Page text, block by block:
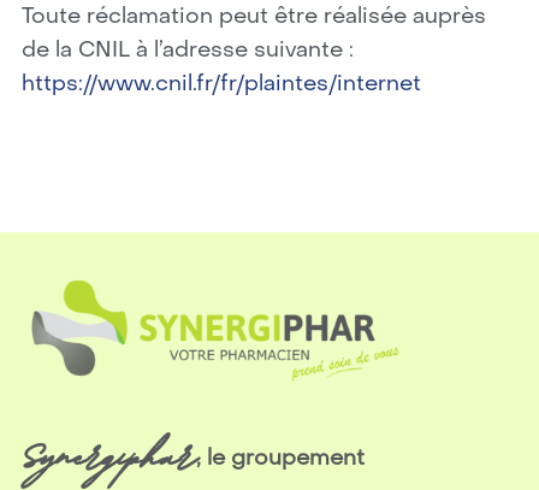
Toute réclamation peut être réalisée auprès
de la CNIL à l’adresse suivante :
https://www.cnil.fr/fr/plaintes/internet
Synergiphar, le groupement